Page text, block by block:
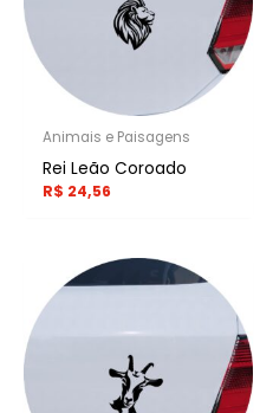
Animais e Paisagens
Rei Leão Coroado
R$ 24,56